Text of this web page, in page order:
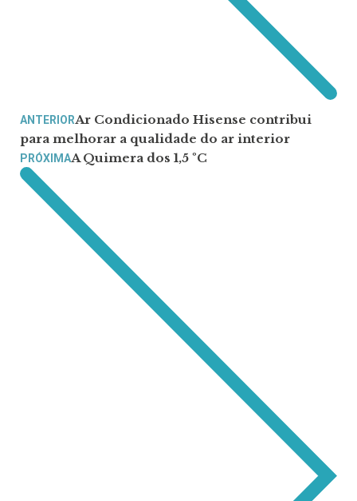
ANTERIORAr Condicionado Hisense contribui
para melhorar a qualidade do ar interior
PRÓXIMAA Quimera dos 1,5 ºC